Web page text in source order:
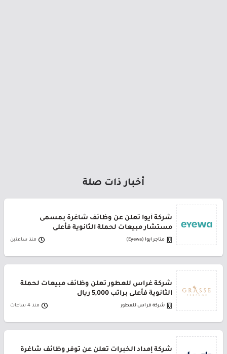
أخبار ذات صلة
شركة أيوا تعلن عن وظائف شاغرة بمسمى
مستشار مبيعات لحملة الثانوية فأعلى
متاجر ايوا (Eyewa) منذ ساعتين
شركة غراس للعطور تعلن وظائف مبيعات لحملة
الثانوية فأعلى براتب 5,000 ريال
شركة قراس للعطور منذ 4 ساعات
شركة إمداد الخبرات تعلن عن توفر وظائف شاغرة